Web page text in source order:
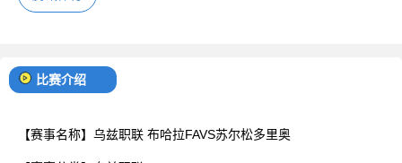
比赛介绍
【赛事名称】 乌兹职联 布哈拉FAVS苏尔松多里奥